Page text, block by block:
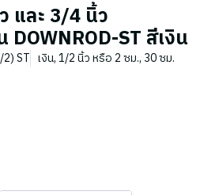
และ 3/4 นิ้ว
DOWNROD-ST สีเงิน
2) ST เงิน, 1/2 นิ้ว หรือ 2 ซม., 30 ซม.